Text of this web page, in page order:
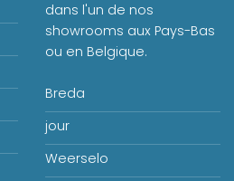
dans l'un de nos
showrooms aux Pays-Bas
ou en Belgique.
Breda
jour
Weerselo